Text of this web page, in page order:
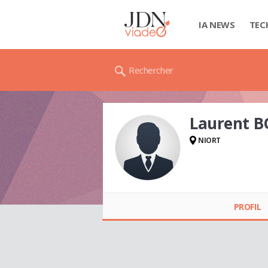
IA NEWS
Rechercher
Laurent
NIORT
PROFIL